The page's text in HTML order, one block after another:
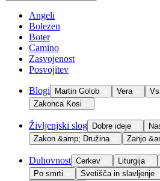
Angeli
Bolezen
Boter
Camino
Zasvojenost
Posvojitev
Blogi Martin Golob Vera
Zakonca Kosi
Življenjski slog Dobre ideje
Zakon &amp; Družina
Zanjo
Duhovnost Cerkev Liturgija
Po smrti
Svetišča in slavljenje